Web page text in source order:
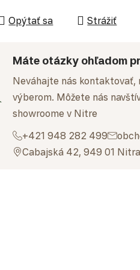
Opýtať sa Strážiť
Máte otázky ohľadom
Neváhajte nás kontaktovať,
výberom. Môžete nás
showroome v Nitre
+421 948 282 499
Cabajská 42, 949 01 Nitra